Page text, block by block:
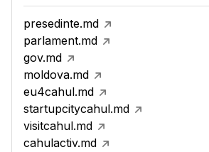
presedinte.md
parlament.md
gov.md
moldova.md
eu4cahul.md
startupcitycahul.md
visitcahul.md
cahulactiv.md